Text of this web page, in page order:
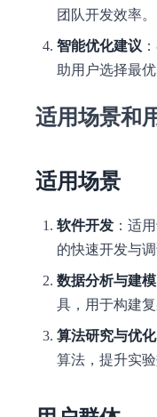
团队开发效率。
智能优化建议
助用户选择最
适用场景和
适用场景
软件开发 ：适
的快速开发与调
数据分析与建模
具，用于构建复
算法研究与优化
算法，提升实验